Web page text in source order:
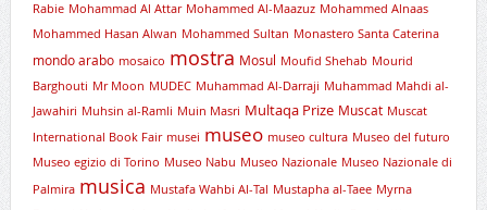
Rabie Mohammad Al Attar Mohammed Al-Maazuz Mohammed Alnaas
Mohammed Hasan Alwan Mohammed Sultan Monastero Santa Caterina
mondo arabo mosaico mostra Mosul Moufid Shehab Mourid
Barghouti Mr Moon MUDEC Muhammad Al-Darraji Muhammad Mahdi al-
Jawahiri Muhsin al-Ramli Muin Masri Multaqa Prize Muscat Muscat
International Book Fair musei museo museo cultura Museo del futuro
Museo egizio di Torino Museo Nabu Museo Nazionale Museo Nazionale di
Palmira musica Mustafa Wahbi Al-Tal Mustapha al-Taee Myrna